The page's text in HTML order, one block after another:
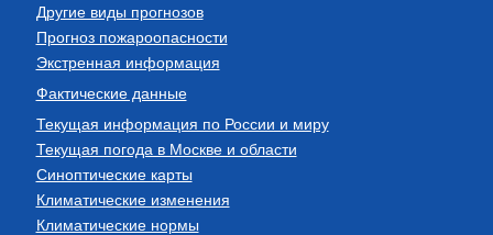
Другие виды прогнозов
Прогноз пожароопасности
Экстренная информация
Фактические данные
Текущая информация по России и миру
Текущая погода в Москве и области
Синоптические карты
Климатические изменения
Климатические нормы